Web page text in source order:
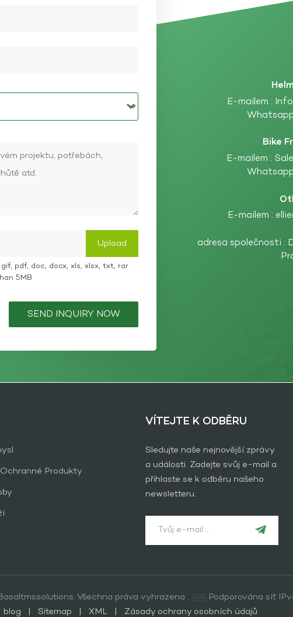
pdf, doc, docx, xls, xlsx, txt, rar
5MB
SEND INQUIRY NOW
E-mailem :
Bike
E-mailem :
E-mailem :
adresa společnosti :
Produkty
VÍTEJTE K ODBĚRU
Sledujte naše nejnovější zprávy
a události. Zadejte svůj e-mail a
přihlaste se k odběru našeho
newsletteru.
Všechna práva vyhrazena .
Podporována síť
blog
Sitemap XML Zásady ochrany osobních údajů